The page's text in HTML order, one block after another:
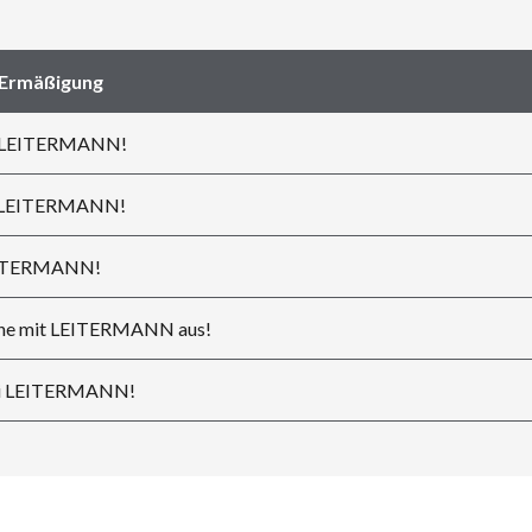
mit LEITERMANN aus!